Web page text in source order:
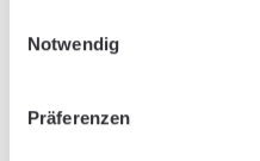
Notwendig
Präferenzen
oder unregelmäßiger
Andere Faktoren: